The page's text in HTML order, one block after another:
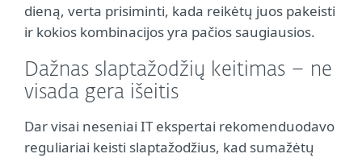
dieną, verta prisiminti, kada reikėtų juos pakeisti
ir kokios kombinacijos yra pačios saugiausios.
Dažnas slaptažodžių keitimas – ne
visada gera išeitis
Dar visai neseniai IT ekspertai rekomenduodavo
reguliariai keisti slaptažodžius, kad sumažėtų